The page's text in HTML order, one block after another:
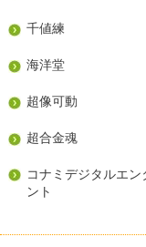
千値練
海洋堂
超像可動
超合金魂
コナミデジタルエン
ント